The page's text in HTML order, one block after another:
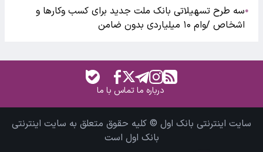
●سه طرح تسهیلاتی بانک ملت جدید برای کسب وکارها و
اشخاص /وام ۱۰ میلیاردی بدون ضامن
درباره ماتماس با ما
سایت اینترنتی بانک اول © کلیه حقوق متعلق به سایت اینترنتی
بانک اول است